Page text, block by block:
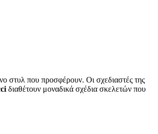
στυλ που προσφέρουν. Οι σχεδιαστές της
διαθέτουν μοναδικά σχέδια σκελετών που